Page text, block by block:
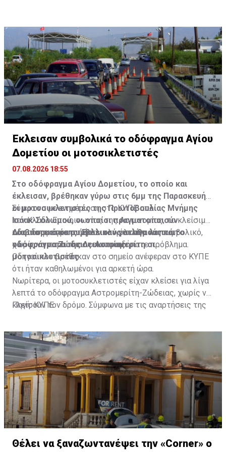
Έκλεισαν συμβολικά το οδόφραγμα Αγίου
Δομετίου οι μοτοσικλετιστές
07.08.2026 18:55
Στο οδόφραγμα Αγίου Δομετίου, το οποίο και
έκλεισαν, βρέθηκαν γύρω στις 6μμ της Παρασκευής
οι μοτοσυκλετιστές της Πρωτοβουλίας Μνήμης
Ισάακ-Σολωμού, οι οποίοι πραγματοποιούν
οδοιπορικό σε συμβολικούς σταθμούς και
οδοφράγματα της Λευκωσίας.
Σύμφωνα με ενημέρωση στο ΚΥΠΕ από
τον Κλάδο Επικοινωνίας της Αστυνομίας, το κλείσιμο
του οδοφράγματος ήταν ολιγόλεπτο και συμβολικό,
χωρίς να παρουσιαστεί οποιοδήποτε πρόβλημα.
Διαβάστε επίσης:Έκλεισαν για λίγα λεπτά το
οδόφραγμα Ζώδειας-Αστρομερίτη οι
μοτοσικλετιστές
Οδηγοί που βρέθηκαν στο σημείο ανέφεραν στο ΚΥΠΕ
ότι ήταν καθηλωμένοι για αρκετή ώρα.
Νωρίτερα, οι μοτοσυκλετιστές είχαν κλείσει για λίγα
λεπτά το οδόφραγμα Αστρομερίτη-Ζώδειας, χωρίς να
κλείσουν τον δρόμο. Σύμφωνα με τις αναρτήσεις της
Τύμβο Μακεδονίτισσας, πριν φτάσουν στο οδόφραγμα
Αγίου Δομετίου.
Πηγή: ΚΥΠΕ
Θέλει να ξαναζωντανέψει την «Corner» o